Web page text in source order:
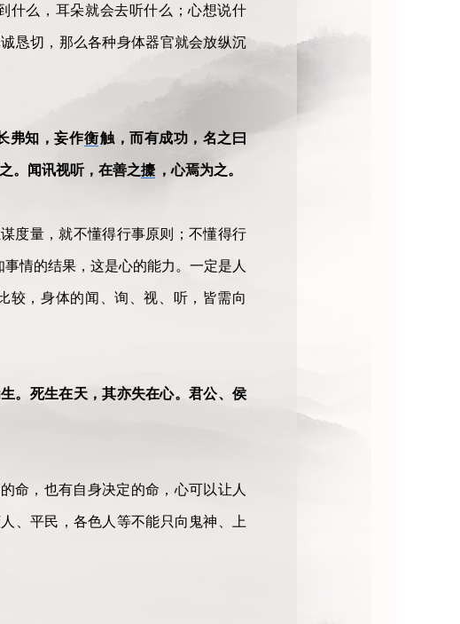
什么，耳朵就会去听什么；心想说什
恳切，那么各种身体器官就会放纵沉
弗知，妄作衡触，而有成功，名之曰
。闻讯视听，在善之攈 ，心焉为之。
度量，就不懂得行事原则；不懂得行
情的结果，这是心的能力。一定是人
较，身体的闻、询、视、听，皆需向
。死生在天，其亦失在心。君公、侯
命，也有自身决定的命，心可以让人
、平民，各色人等不能只向鬼神、上